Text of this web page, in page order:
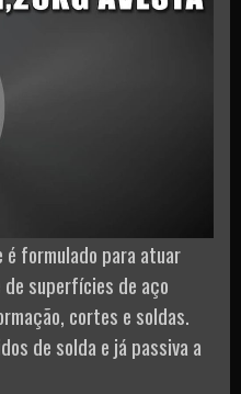
é formulado para atuar
superfícies de aço
cortes e soldas.
de solda e já passiva a